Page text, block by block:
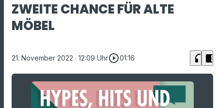
ZWEITE CHANCE FÜR ALTE
MÖBEL
21. November 2022 · 12:09 Uhrplay_circle_outline01:16 headphones chrome_reader_mode